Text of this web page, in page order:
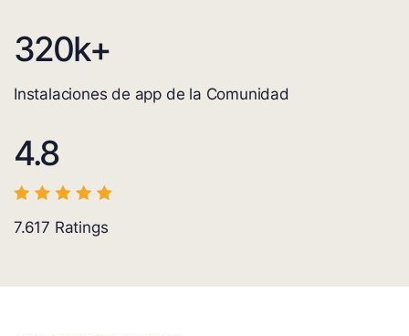
320k+
Instalaciones de app de la Comunidad
4.8
7.617 Ratings